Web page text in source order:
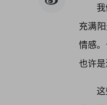
充满
情感
也许